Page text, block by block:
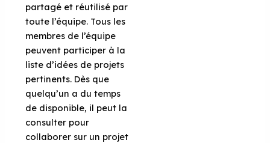
partagé et réutilisé par
toute l’équipe. Tous les
membres de l’équipe
peuvent participer à la
liste d’idées de projets
pertinents. Dès que
quelqu’un a du temps
de disponible, il peut la
consulter pour
collaborer sur un projet